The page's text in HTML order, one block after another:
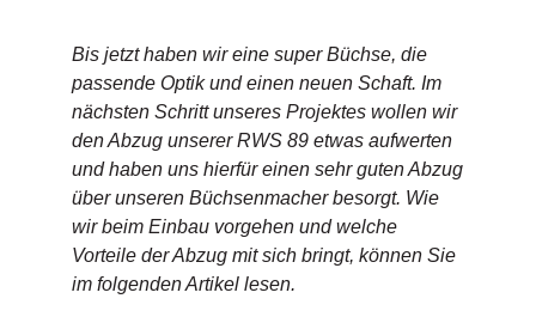
Bis jetzt haben wir eine super Büchse, die
passende Optik und einen neuen Schaft. Im
nächsten Schritt unseres Projektes wollen wir
den Abzug unserer RWS 89 etwas aufwerten
und haben uns hierfür einen sehr guten Abzug
über unseren Büchsenmacher besorgt. Wie
wir beim Einbau vorgehen und welche
Vorteile der Abzug mit sich bringt, können Sie
im folgenden Artikel lesen.